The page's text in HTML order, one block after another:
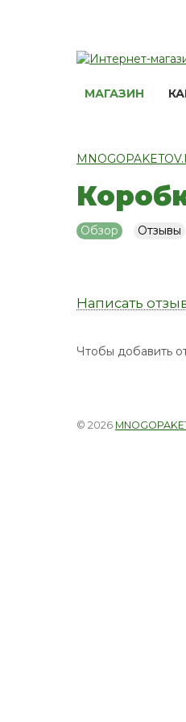
МАГАЗИН
Обзор Отзывы
Написать
Чтобы добавить
© 2026